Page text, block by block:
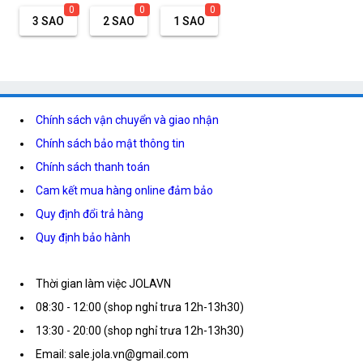
3 SAO
0
2 SAO
0
1 SAO
0
Chính sách vận chuyển và giao nhận
Chính sách bảo mật thông tin
Chính sách thanh toán
Cam kết mua hàng online đảm bảo
Quy định đổi trả hàng
Quy định bảo hành
Thời gian làm việc JOLAVN
08:30 - 12:00 (shop nghỉ trưa 12h-13h30)
13:30 - 20:00 (shop nghỉ trưa 12h-13h30)
Email: sale.jola.vn@gmail.com